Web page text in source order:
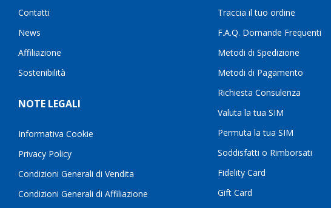
Contatti
News
Affiliazione
Sostenibilità
NOTE LEGALI
Informativa Cookie
Privacy Policy
Condizioni Generali di Vendita
Condizioni Generali di Affiliazione
Traccia il tuo ordine
F.A.Q. Domande Frequenti
Metodi di Spedizione
Metodi di Pagamento
Richiesta Consulenza
Valuta la tua SIM
Permuta la tua SIM
Soddisfatti o Rimborsati
Fidelity Card
Gift Card